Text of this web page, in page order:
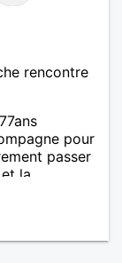
rencontre
pour
passer
la